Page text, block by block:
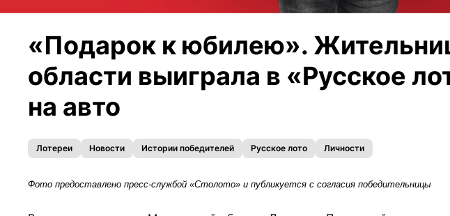
«Подарок к юбилею».
области выиграла в «Русское
на авто
Лотереи Новости Истории победителей Русское лото Личности
Фото предоставлено пресс-службой «Столото» и публикуется с согласия победительницы